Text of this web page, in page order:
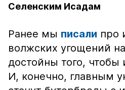
Селенским Исадам
Ранее мы писали про
волжских угощений
достойны того, чтобы
И, конечно, главным